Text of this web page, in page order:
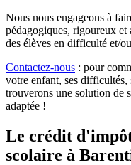
Nous nous engageons à
pédagogiques, rigoureux et
des élèves en difficulté et/
Contactez-nous : pour
votre enfant, ses difficultés,
trouverons une solution de
adaptée !
Le crédit
scolaire à